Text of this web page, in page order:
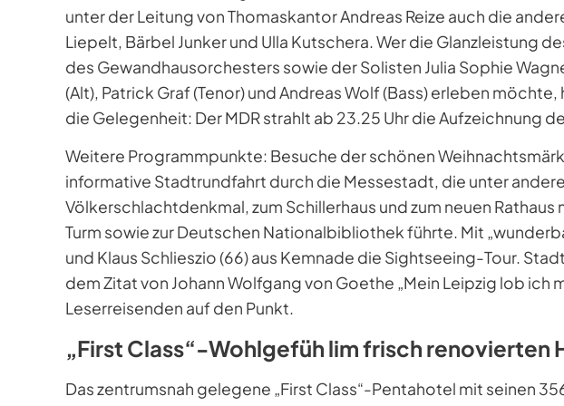
unter der Leitung von Thomaskantor Andreas Reize auch die
Liepelt, Bärbel Junker und Ulla Kutschera. Wer die Glanzleistung
des Gewandhausorchesters sowie der Solisten Julia Sophie
(Alt), Patrick Graf (Tenor) und Andreas Wolf (Bass) erleben
die Gelegenheit: Der MDR strahlt ab 23.25 Uhr die Aufzeichnung
Weitere Programmpunkte: Besuche der schönen
informative Stadtrundfahrt durch die Messestadt, die unter
Völkerschlachtdenkmal, zum Schillerhaus und zum neuen Rathaus
Turm sowie zur Deutschen Nationalbibliothek führte. Mit
und Klaus Schlieszio (66) aus Kemnade die Sightseeing-Tour.
dem Zitat von Johann Wolfgang von Goethe „Mein Leipzig lob ich
Leserreisenden auf den Punkt.
„First Class“-Wohlgefüh lim frisch renovierten
Das zentrumsnah gelegene „First Class“-Pentahotel mit seinen